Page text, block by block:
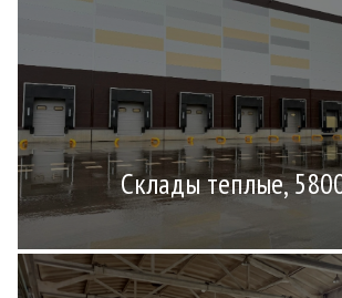
Склады теплые,